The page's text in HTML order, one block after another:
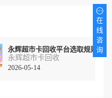
永辉超市卡回收
2026-05-14
在
线
咨
询